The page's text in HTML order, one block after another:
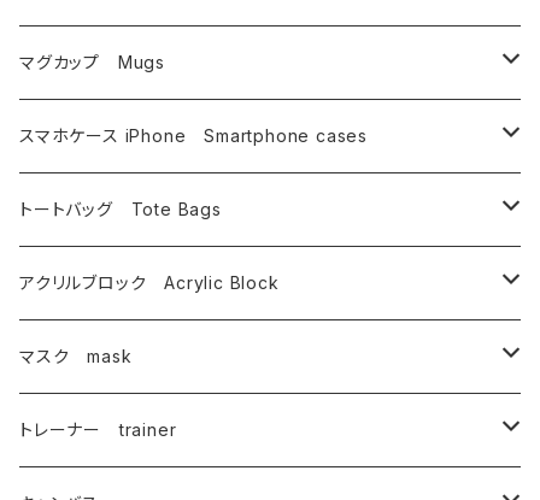
鳥
イルカ・金魚
その他
いけのよしこ
坂野 真子
タムチンキ王国
武藤満美子
フルグラフィック昇華転写
相浦裕
唄西繭子
インクジェットプリント
相浦 裕
唄西繭子
マグカップ Mugs
相浦 裕
蟹江隆広
谷口由佳
とやまきこ
細川倫子
スマホケース iPhone Smartphone cases
相浦 裕
唄西繭子
トートバッグ Tote Bags
相浦 裕
唄西繭子
武藤満美子
アクリルブロック Acrylic Block
蟹江隆広
唄西繭子
マスク mask
相浦 裕
トレーナー trainer